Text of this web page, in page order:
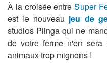
À la croisée entreSuper
est le nouveau jeu de
studios Plinga qui ne
de votre ferme n'en
animaux trop mignons !